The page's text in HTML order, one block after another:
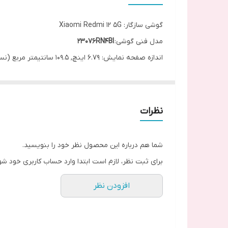
گوشی سازگار: Xiaomi Redmi 12 5G
مدل فنی گوشی:23076RN4BI
اندازه صفحه نمایش: 6.79 اینچ, 109.5 سانتیمتر مربع (نسبت سطح صفحه نمایش به بدنه در حدود 85.1 درصد)
فن آوری محافظت: کورنینگ گوریلا گلس
نظرات
شما هم درباره این محصول نظر خود را بنویسید.
برای ثبت نظر، لازم است ابتدا وارد حساب کاربری خود
افزودن نظر